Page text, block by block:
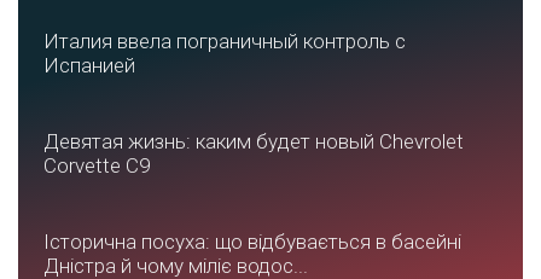
Италия ввела пограничный контроль с
Испанией
Девятая жизнь: каким будет новый Chevrolet
Corvette C9
Історична посуха: що відбувається в басейні
Дністра й чому міліє водос...